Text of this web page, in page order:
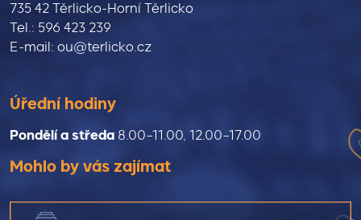
735 42 Těrlicko-Horní Těrlicko
Tel.: 596 423 239
E-mail: ou@terlicko.cz
Úřední hodiny
Pondělí a středa 8.00–11.00, 12.00–17.00
Mohlo by vás zajímat